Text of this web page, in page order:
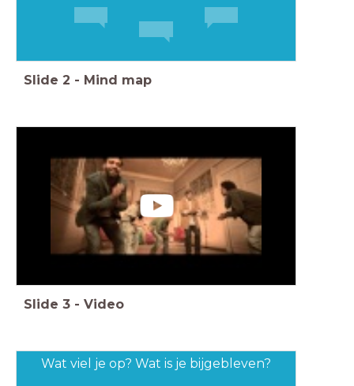
Slide 2 - Mind map
Slide 3 - Video
Wat viel je op? Wat is je bijgebleven?